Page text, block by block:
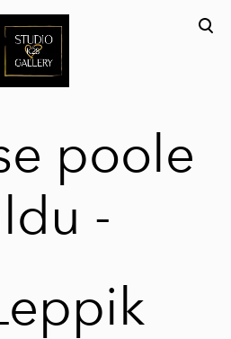
ostukorvi
poole
-